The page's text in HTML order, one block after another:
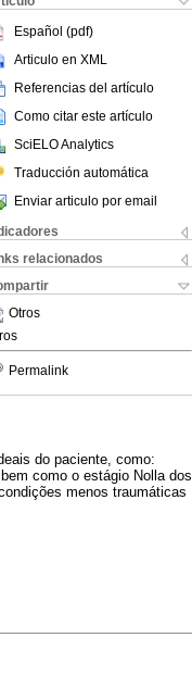
Español (pdf)
Articulo en XML
Referencias del artículo
Como citar este artículo
SciELO Analytics
Traducción automática
Enviar articulo por email
relacionados
Otros
Permalink
do paciente, como:
como o estágio Nolla dos
menos traumáticas